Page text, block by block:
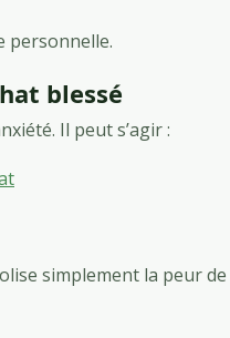
personnelle.
blessé
Il peut s’agir :
simplement la peur